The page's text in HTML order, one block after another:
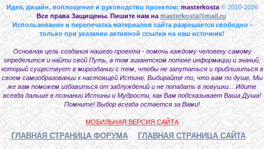
Идея, дизайн, воплощение и руководство проектом: masterkosta © 2010-2026
Все права Защищены. Пишите нам на masterkosta@mail.ru
Использование и перепечатка материалов сайта разрешается свободно -
только при указании активной ссылки на наш источник!
Основная цель создания нашего проекта - помочь каждому человеку самому
определится и найти свой Путь, в том гигантском потоке информации и знаний,
который существует в мироздании с тем, чтобы не запутаться и приблизиться в
своем самообразовании к настоящей Истине. Выбирайте то, что вам по душе. Мы
же вам поможем избавиться от заблуждений и не попадать в ловушки... Идите
всегда дальше в познании Истины и Мудрости, как Вам подсказывает Ваша Душа!
Помните! Выбор всегда остается за Вами!
МОБИЛЬНАЯ ВЕРСИЯ САЙТА
ГЛАВНАЯ СТРАНИЦА ФОРУМА ГЛАВНАЯ СТРАНИЦА САЙТА